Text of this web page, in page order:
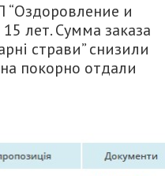
“Оздоровление и
лет. Сумма заказа
страви” снизили
покорно отдали